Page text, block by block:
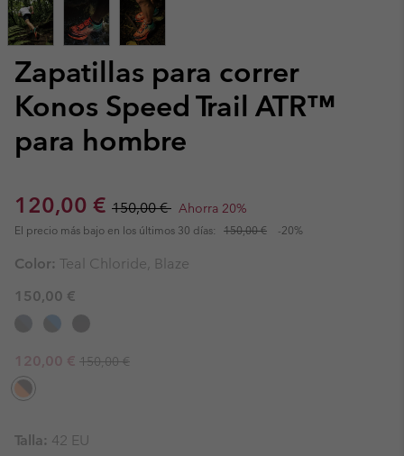
Zapatillas para correr
Konos Speed Trail ATR™
para hombre
Sale price:
120,00 € Regular price:
150,00 € Ahorra 20%
El precio más bajo en los últimos 30 días: 150,00 € -20%
Color: Teal Chloride, Blaze
150,00 €
Sale price:
120,00 € Regular price:
150,00 €
Talla: 42 EU